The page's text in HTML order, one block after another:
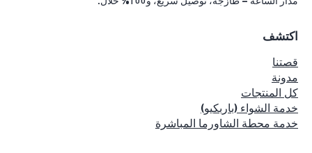
اكتشف
قصتنا
مدونة
كل المنتجات
خدمة الشواء (باربكيو)
خدمة محطة الشاورما المباشرة